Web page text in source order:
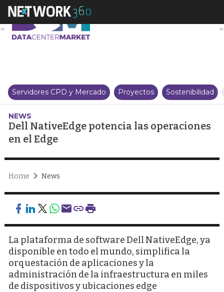
Dell NativeEdge potencia las
Servidores CPD y Mercado Proyectos Sostenibilidad
NEWS
Dell NativeEdge potencia las operaciones
en el Edge
Home News
La plataforma de software Dell NativeEdge, ya
disponible en todo el mundo, simplifica la
orquestación de aplicaciones y la
administración de la infraestructura en miles
de dispositivos y ubicaciones edge